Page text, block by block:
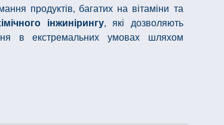
продуктів, багатих на вітаміни та
інжинірингу, які дозволяють
в екстремальних умовах шляхом